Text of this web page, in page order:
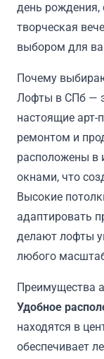
день рождения,
творческая
выбором для
Почему
Лофты в СПб —
настоящие арт-
ремонтом и
расположены в
окнами, что
Высокие
адаптировать
делают лофты
любого
Преимущества
Удобное
находятся в
обеспечивает